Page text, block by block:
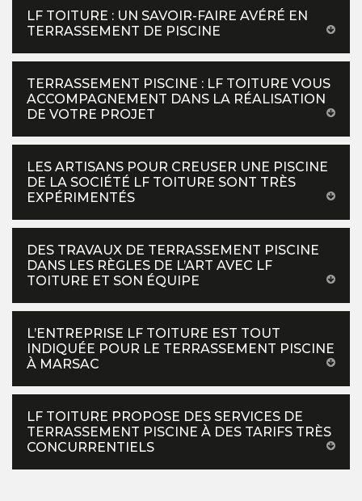
LF TOITURE : UN SAVOIR-FAIRE AVÉRÉ EN
TERRASSEMENT DE PISCINE
TERRASSEMENT PISCINE : LF TOITURE VOUS
ACCOMPAGNEMENT DANS LA RÉALISATION
DE VOTRE PROJET
LES ARTISANS POUR CREUSER UNE PISCINE
DE LA SOCIÉTÉ LF TOITURE SONT TRÈS
EXPÉRIMENTÉS
DES TRAVAUX DE TERRASSEMENT PISCINE
DANS LES RÈGLES DE L’ART AVEC LF
TOITURE ET SON ÉQUIPE
L’ENTREPRISE LF TOITURE EST TOUT
INDIQUÉE POUR LE TERRASSEMENT PISCINE
À MARSAC
LF TOITURE PROPOSE DES SERVICES DE
TERRASSEMENT PISCINE À DES TARIFS TRÈS
CONCURRENTIELS